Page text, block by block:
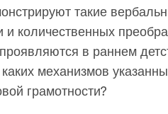
такие
и количественных
в раннем
механизмов
грамотности?